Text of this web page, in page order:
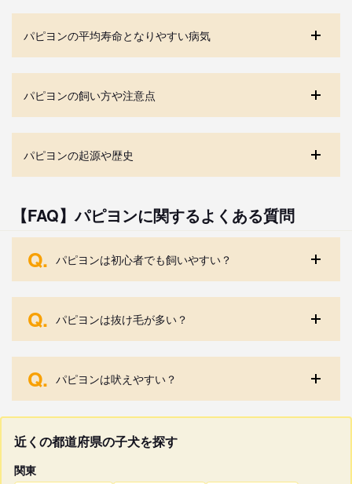
パピヨンの平均寿命となりやすい病気
パピヨンの飼い方や注意点
パピヨンの起源や歴史
【FAQ】パピヨンに関するよくある質問
Q. パピヨンは初心者でも飼いやすい？
Q. パピヨンは抜け毛が多い？
Q. パピヨンは吠えやすい？
近くの都道府県の子犬を探す
関東